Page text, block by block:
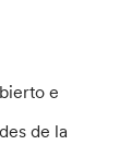
e
de la